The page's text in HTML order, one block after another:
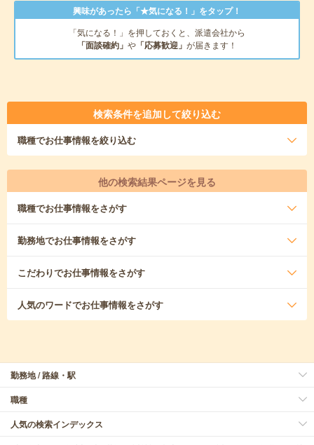
興味があったら「★気になる！」をタップ！
「気になる！」を押しておくと、派遣会社から
「面談確約」 や 「応募歓迎」 が届きます！
検索条件を追加して絞り込む
職種でお仕事情報を絞り込む
他の検索結果ページを見る
職種でお仕事情報をさがす
勤務地でお仕事情報をさがす
こだわりでお仕事情報をさがす
人気のワードでお仕事情報をさがす
勤務地 / 路線・駅
職種
人気の検索インデックス